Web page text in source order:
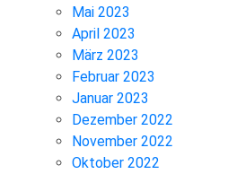
Mai 2023
April 2023
März 2023
Februar 2023
Januar 2023
Dezember 2022
November 2022
Oktober 2022